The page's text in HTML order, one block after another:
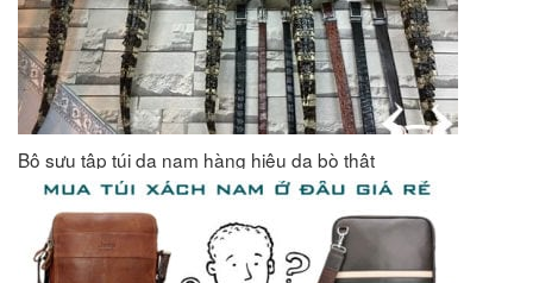
Bộ sưu tập túi da nam hàng hiệu da bò thật